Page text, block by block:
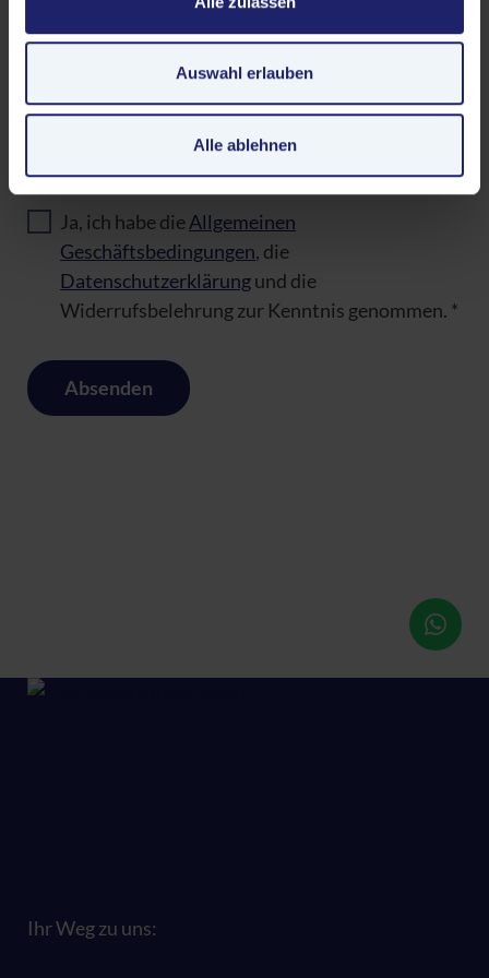
auch in die Verarbeitung Ihrer Daten in den USA gemäß
Art. 49 (1) lit. a GDPR ein. Der EuGH stuft die USA als
ein Land mit unzureichendem Datenschutz nach EU-
dass US-Behörden personenbezogene Daten in
Überwachungsprogrammen verarbeiten, ohne dass für
besteht.
Datenschutzerklärung|Impressum
Auswahl erlauben
Alle ablehnen
Wie wurden Sie auf uns aufmerksam?*
Bitte teilen Sie uns mit, wie Sie auf die STAE aufmerksam
Ja, ich habe dieAllgemeinen
Geschäftsbedingungen, die
Datenschutzerklärungund die
Widerrufsbelehrung zur Kenntnis genommen. *
Absenden
Ihr Weg zu uns: